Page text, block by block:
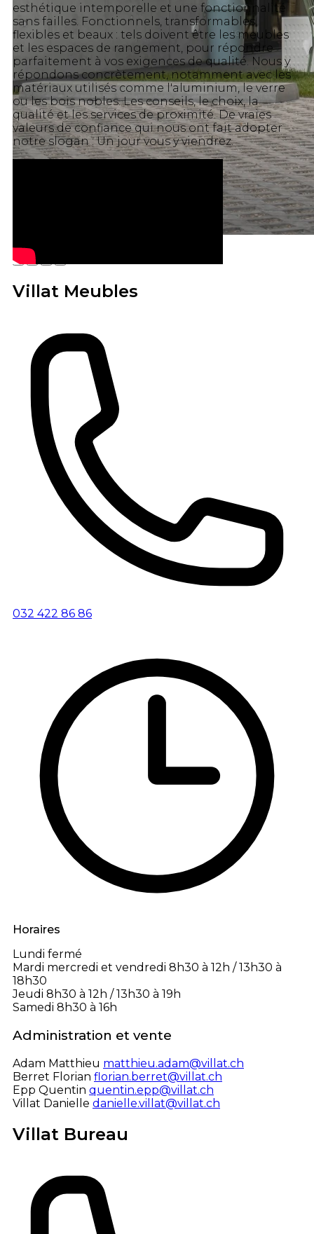
esthétique intemporelle et une fonctionnalité
sans failles. Fonctionnels, transformables,
flexibles et beaux : tels doivent être les meubles
et les espaces de rangement, pour répondre
parfaitement à vos exigences de qualité. Nous y
répondons concrètement, notamment avec les
matériaux utilisés comme l'aluminium, le verre
ou les bois nobles. Les conseils, le choix, la
qualité et les services de proximité. De vraies
valeurs de confiance qui nous ont fait adopter
notre slogan : Un jour vous y viendrez.
Villat Meubles
032 422 86 86
Horaires
Lundi fermé
Mardi mercredi et vendredi 8h30 à 12h / 13h30 à
18h30
Jeudi 8h30 à 12h / 13h30 à 19h
Samedi 8h30 à 16h
Administration et vente
Adam Matthieu matthieu.adam@villat.ch
Berret Florian florian.berret@villat.ch
Epp Quentin quentin.epp@villat.ch
Villat Danielle danielle.villat@villat.ch
Villat Bureau